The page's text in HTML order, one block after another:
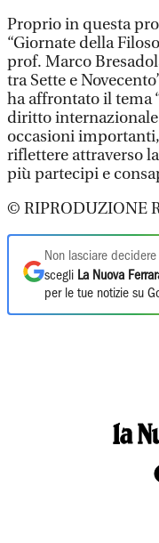
Proprio in questa
“Giornate della
prof. Marco
tra Sette e
ha affrontato il tema
diritto internazionale
occasioni
riflettere attraverso
più partecipi e
© RIPRODUZIONE
Non lasciare
scegli La Nuova
per le tue notizie su